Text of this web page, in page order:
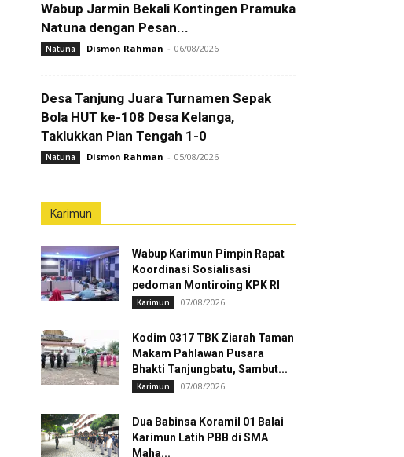
Wabup Jarmin Bekali Kontingen Pramuka
Natuna dengan Pesan...
Natuna Dismon Rahman - 06/08/2026
Desa Tanjung Juara Turnamen Sepak
Bola HUT ke-108 Desa Kelanga,
Taklukkan Pian Tengah 1-0
Natuna Dismon Rahman - 05/08/2026
Karimun
Wabup Karimun Pimpin Rapat
Koordinasi Sosialisasi
pedoman Montiroing KPK RI
Karimun 07/08/2026
Kodim 0317 TBK Ziarah Taman
Makam Pahlawan Pusara
Bhakti Tanjungbatu, Sambut...
Karimun 07/08/2026
Dua Babinsa Koramil 01 Balai
Karimun Latih PBB di SMA
Maha...